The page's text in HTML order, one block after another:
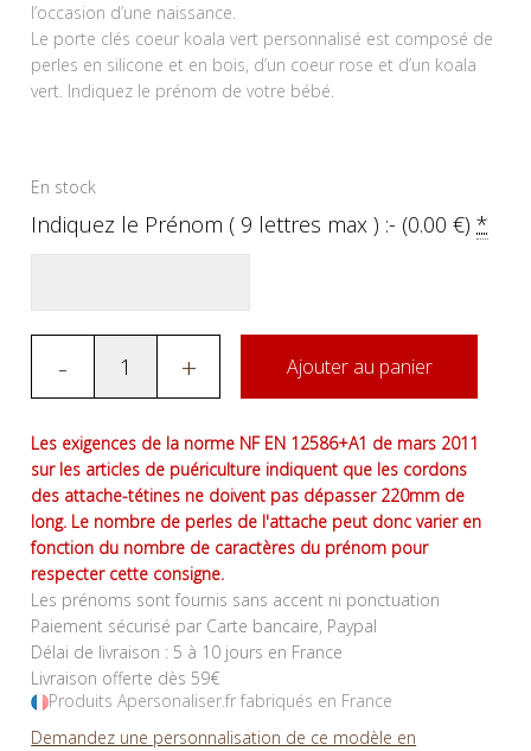
l’occasion d’une naissance.
Le porte clés coeur koala vert personnalisé est composé de
perles en silicone et en bois, d’un coeur rose et d’un koala
vert. Indiquez le prénom de votre bébé.
En stock
Indiquez le Prénom ( 9 lettres max ) :- (0.00€)*
- + Ajouter au panier
Les exigences de la norme NF EN 12586+A1 de mars 2011
sur les articles de puériculture indiquent que les cordons
des attache-tétines ne doivent pas dépasser 220mm de
long. Le nombre de perles de l'attache peut donc varier en
fonction du nombre de caractères du prénom pour
respecter cette consigne.
Les prénoms sont fournis sans accent ni ponctuation
Paiement sécurisé par Carte bancaire, Paypal
Délai de livraison : 5 à 10 jours en France
Livraison offerte dès 59€
Produits Apersonaliser.fr fabriqués en France
Demandez une personnalisation de ce modèle en